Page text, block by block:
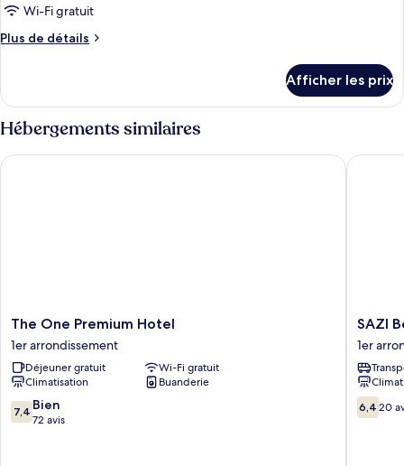
chambre :
Chambre
Wi-Fi gratuit
Plus de détails
Plus
Chambre
familiale
Afficher les prix
Hébergements similaires
The
One
Premium
Hotel
1er
arrondissement
The One Premium Hotel
1er arrondissement
Déjeuner gratuit
Wi-Fi gratuit
Climatisation
Buanderie
7.4
sur
7,4 Bien
72 avis
The One Premium Hotel
SAZI
Ben
Thanh
Hotel
1er
SAZI
1er
6.4
sur
6,4 20
SAZI